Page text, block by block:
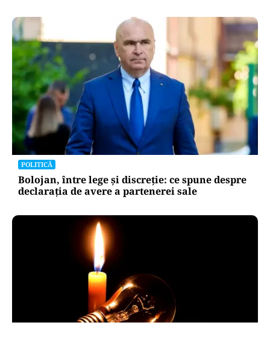
POLITICĂ
Bolojan, între lege și discreție: ce spune despre
declarația de avere a partenerei sale